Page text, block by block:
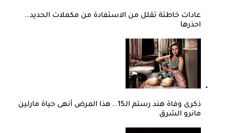
عادات خاطئة تقلل من الاستفادة من مكملات الحديد..
احذرها
ذكرى وفاة هند رستم الـ15.. هذا المرض أنهى حياة مارلين
مانرو الشرق